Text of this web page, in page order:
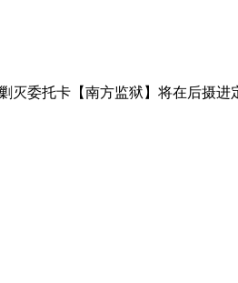
委托卡【南方监狱】将在后摄进